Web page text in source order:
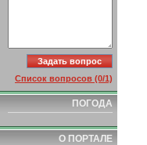
Список вопросов (0/1)
ПОГОДА
О ПОРТАЛЕ